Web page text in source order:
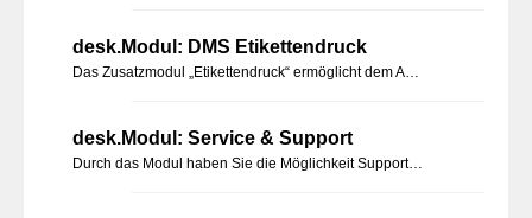
desk.Modul: DMS Etikettendruck
Das Zusatzmodul „Etikettendruck“ ermöglicht dem Anwender aus der Office Line heraus Etiketten anzufertigen und anschließend zu drucken.
desk.Modul: Service & Support
Durch das Modul haben Sie die Möglichkeit Supports schneller und effektiver zu erfassen und zu bearbeiten. Zu einem Support können verschiedene Mitarbeiter hinterlegt werden.